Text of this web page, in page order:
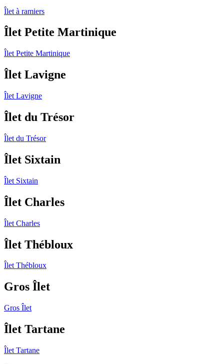
Îlet à ramiers
Îlet Petite Martinique
Îlet Petite Martinique
Îlet Lavigne
Îlet Lavigne
Îlet du Trésor
Îlet du Trésor
Îlet Sixtain
Îlet Sixtain
Îlet Charles
Îlet Charles
Îlet Thébloux
Îlet Thébloux
Gros Îlet
Gros Îlet
Îlet Tartane
Îlet Tartane